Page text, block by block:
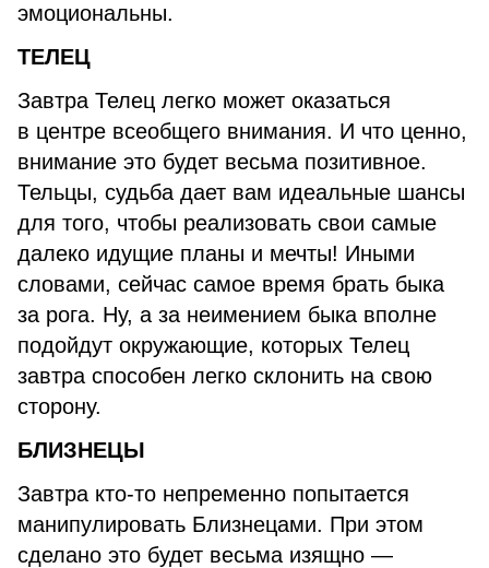
эмоциональны.
ТЕЛЕЦ
Завтра Телец легко может оказаться
в центре всеобщего внимания. И что ценно,
внимание это будет весьма позитивное.
Тельцы, судьба дает вам идеальные шансы
для того, чтобы реализовать свои самые
далеко идущие планы и мечты! Иными
словами, сейчас самое время брать быка
за рога. Ну, а за неимением быка вполне
подойдут окружающие, которых Телец
завтра способен легко склонить на свою
сторону.
БЛИЗНЕЦЫ
Завтра кто-то непременно попытается
манипулировать Близнецами. При этом
сделано это будет весьма изящно —